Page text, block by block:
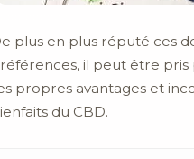
plus en plus réputé ces
il peut être pris
propres avantages et
du CBD.